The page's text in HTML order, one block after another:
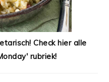
Check hier alle
rubriek!